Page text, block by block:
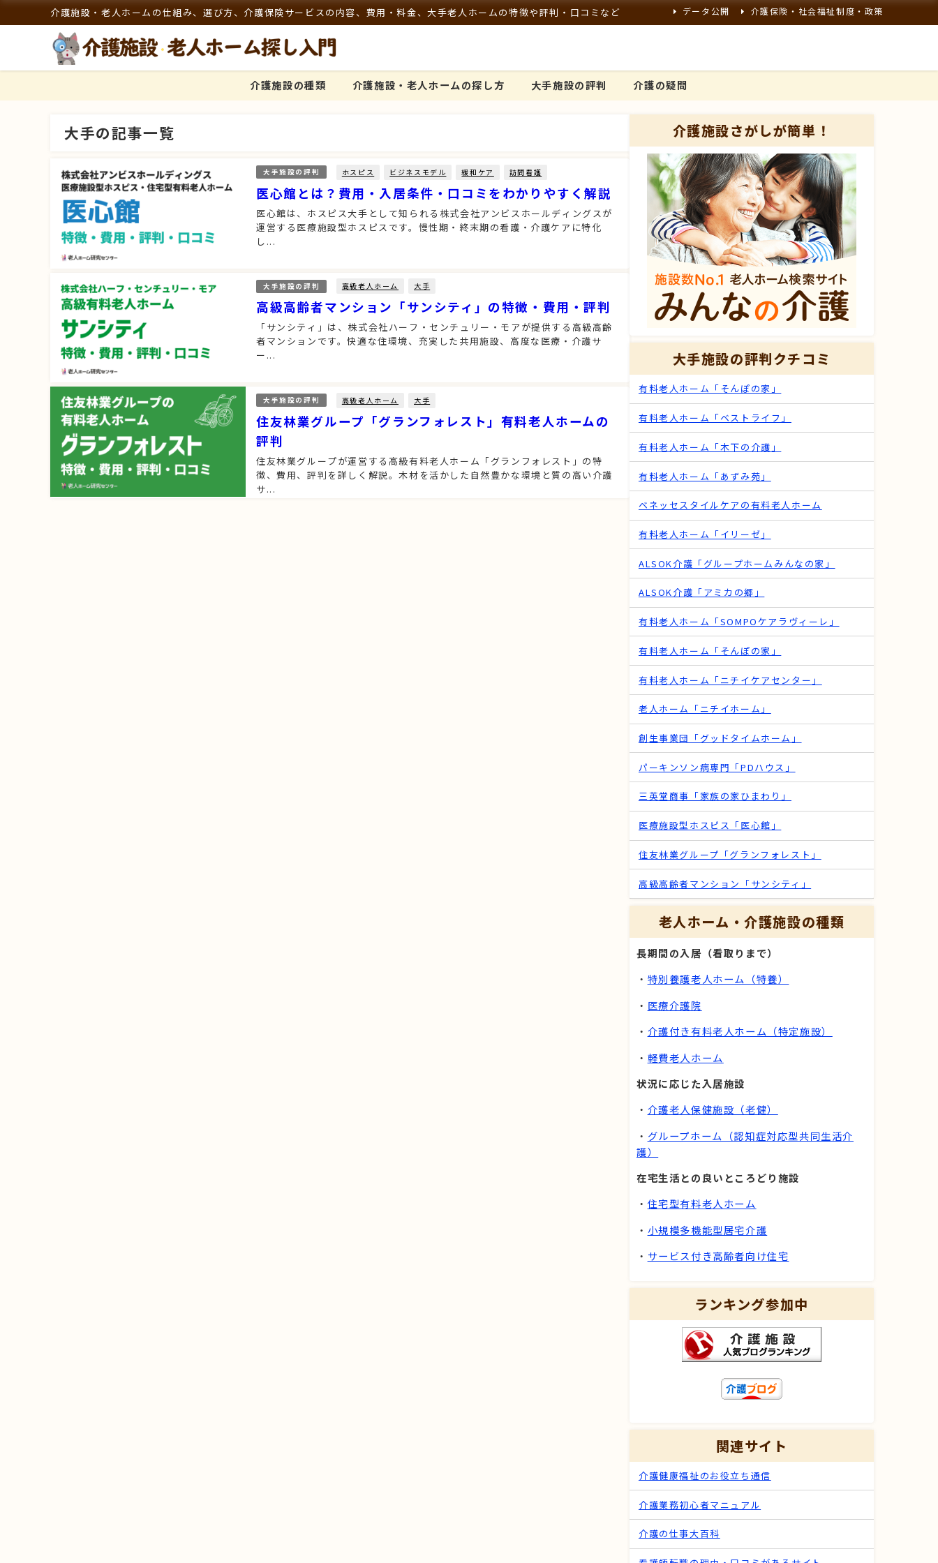
介護施設・老人ホームの仕組み、選び方、介護保険サービスの内容、費用・料金、大手老人ホームの特徴や評判・口コミなど データ公開 介護保険・社会福祉制度・政策
介護施設の種類 介護施設・老人ホームの探し方 大手施設の評判 介護の疑問
大手の記事一覧
大手施設の評判 ホスピス ビジネスモデル 緩和ケア 訪問看護
医心館とは？費用・入居条件・口コミをわかりやすく解説
医心館は、ホスピス大手として知られる株式会社アンビスホールディングスが
運営する医療施設型ホスピスです。慢性期・終末期の看護・介護ケアに特化
し...
大手施設の評判 高級老人ホーム 大手
高級高齢者マンション「サンシティ」の特徴・費用・評判
「サンシティ」は、株式会社ハーフ・センチュリー・モアが提供する高級高齢
者マンションです。快適な住環境、充実した共用施設、高度な医療・介護サ
ー...
大手施設の評判 高級老人ホーム 大手
住友林業グループ「グランフォレスト」有料老人ホームの
評判
住友林業グループが運営する高級有料老人ホーム「グランフォレスト」の特
徴、費用、評判を詳しく解説。木材を活かした自然豊かな環境と質の高い介護
サ...
介護施設さがしが簡単！
大手施設の評判クチコミ
有料老人ホーム「そんぽの家」
有料老人ホーム「ベストライフ」
有料老人ホーム「木下の介護」
有料老人ホーム「あずみ苑」
ベネッセスタイルケアの有料老人ホーム
有料老人ホーム「イリーゼ」
ALSOK介護「グループホームみんなの家」
ALSOK介護「アミカの郷」
有料老人ホーム「SOMPOケアラヴィーレ」
有料老人ホーム「そんぽの家」
有料老人ホーム「ニチイケアセンター」
老人ホーム「ニチイホーム」
創生事業団「グッドタイムホーム」
パーキンソン病専門「PDハウス」
三英堂商事「家族の家ひまわり」
医療施設型ホスピス「医心館」
住友林業グループ「グランフォレスト」
高級高齢者マンション「サンシティ」
老人ホーム・介護施設の種類
長期間の入居（看取りまで）
・ 特別養護老人ホーム（特養）
・ 医療介護院
・ 介護付き有料老人ホーム（特定施設）
・ 軽費老人ホーム
状況に応じた入居施設
・ 介護老人保健施設（老健）
・ グループホーム（認知症対応型共同生活介
護）
在宅生活との良いところどり施設
・ 住宅型有料老人ホーム
・ 小規模多機能型居宅介護
・ サービス付き高齢者向け住宅
ランキング参加中
関連サイト
介護健康福祉のお役立ち通信
介護業務初心者マニュアル
介護の仕事大百科